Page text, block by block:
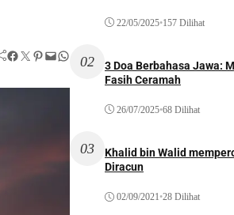
Facebook Twitter Pinterest Mail WhatsApp
22/05/2025•157 Dilihat
02
3 Doa Berbahasa Jawa:
Fasih Ceramah
26/07/2025•68 Dilihat
03
Khalid bin Walid
Diracun
02/09/2021•28 Dilihat